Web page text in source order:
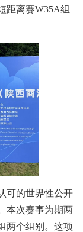
距离赛W35A组
可的世界性公开
本次赛事为期两
两个组别。这项